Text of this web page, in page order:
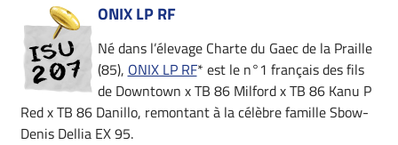
ONIX LP RF
Né dans l’élevage Charte du Gaec de la Praille
(85), ONIX LP RF* est le n°1 français des fils
de Downtown x TB 86 Milford x TB 86 Kanu P
Red x TB 86 Danillo, remontant à la célèbre famille Sbow-
Denis Dellia EX 95.